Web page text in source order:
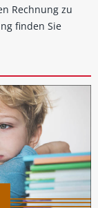
Rechnung zu
finden Sie